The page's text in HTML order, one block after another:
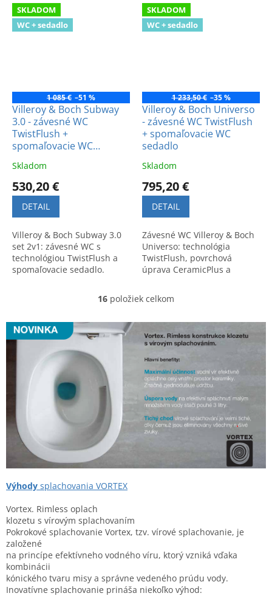
Jednoduchá údržba a
moderný dizajn.
dizajn a komfort pre vašu
kúpeľňu.
SKLADOM
WC + sedadlo
1 085 € –51 %
Villeroy & Boch Subway
3.0 - závesné WC
TwistFlush +
spomaľovacie WC
Skladom
530,20 €
DETAIL
Villeroy & Boch Subway 3.0
set 2v1: závesné WC s
technológiou TwistFlush a
spomaľovacie sedadlo.
SKLADOM
WC + sedadlo
1 233,50 € –35 %
Villeroy & Boch Universo
- závesné WC TwistFlush
+ spomaľovacie WC
sedadlo
Skladom
795,20 €
DETAIL
Závesné WC Villeroy & Boch
Universo: technológia
TwistFlush, povrchová
úprava CeramicPlus a
Moderný dizajn a vysoká
hygiena.
O
l
k
v
16 položiek celkom
Výhody splachovania VORTEX
Vortex. Rimless oplach
klozetu s vírovým splachovaním
Pokrokové splachovanie Vortex, tzv. vírové splachovanie, je
založené
na princípe efektívneho vodného víru, ktorý vzniká vďaka
kombinácii
kónického tvaru misy a správne vedeného prúdu vody.
Inovatívne splachovanie prináša niekoľko výhod: